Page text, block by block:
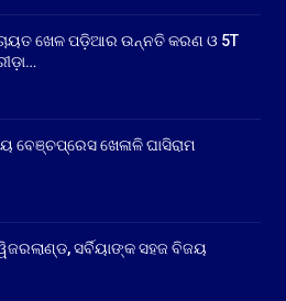
ଖେଳ ପଡ଼ିଆର ଉନ୍ନତି କରଣ ଓ 5T
ବେଞ୍ଚପ୍ରେସ ଖେଳାଳି ଘାସିରାମ
ସର୍ବିୟାଙ୍କ ସହଜ ବିଜୟ